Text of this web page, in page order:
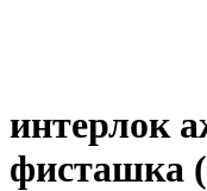
интерлок
фисташка